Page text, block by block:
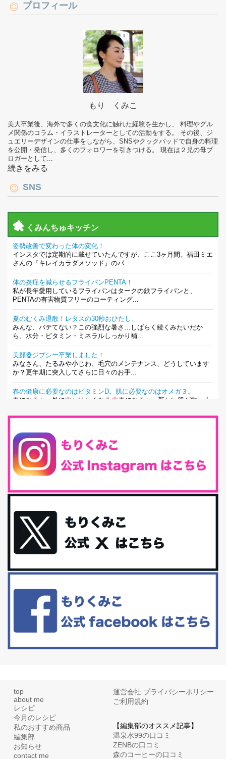
プロフィール
もり くみこ
美大卒業後、海外で多くの食文化に触れた経験を生かし、 料理やグル
メ関係のコラム・イラストレーターとしての活動をする。 その後、ジ
ュエリーデザインの仕事をしながら、SNSやクックパッドで自身の料理
を公開・発信し、多くのフォロワーを引きつける。 現在は２児の母ブ
ロガーとして...
続きをみる
SNS
くみんちゅキッチン
姿勢改善で変わった体の変化！
インスタでは定期的に載せていたんですが、ここ3ヶ月間、福田ミエ
さんの『キレイカラダメソッド』のパ...
体の炎症を減らせるフライパンPENTA！
私が長年愛用しているフライパンはタークの鉄フライパンと、
PENTAの有害物質フリーのコーティング...
夏のむくみ退散！レタスの30秒おひたし。
みんな、バテてない？この強烈な暑さ…しばらく続くみたいだか
ら、水分・ビタミン・ミネラルしっかり補...
美顔器ジプシー卒業しました！
みなさん、たるみや小じわ、毛穴のメンテナンス、どうしています
か？更年期に突入してさらに日々のお手...
春の健康に必要なのはビタミンD。肌に必要なのはオメガ３。
春になると、外に出かけたくなる
春になると、新しい服が欲しく
最近、グラノーラ迷子になっていた私です。が、と〜〜〜っても美
味しくて栄養たっぷりのグラノーラを発...
腸活は「食事」だけだと思っていませんか？私の腸活完全版！
腸内環境を整えることは、健康維持の中でいっちばん大事！だと私
最近お風呂上がりの炭酸水をシリカシリカにしているんだけど確か
に髪と爪が丈夫になった気がする。炭酸...
体に優しい、私のふるさと納税５選。
今回は、最近毎回定期的に購入している「楽天ふるさと納税」の返
礼品トップ５を紹介します。今までいろ...
更年期を穏やかに乗りきるために今できる５つのこと。
といった更年期症状はまだ...
top
about me
レシピ
今月のレシピ
私のおすすめ商品
編集部
お知らせ
contact me
運営会社 プライバシーポリシー
ご利用規約
【編集部のオススメ記事】
温泉水99の口コミ
ZENBの口コミ
森のコーヒーの口コミ